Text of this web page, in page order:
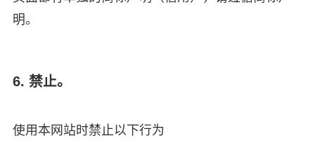
明。
6. 禁止。
使用本网站时禁止以下行为